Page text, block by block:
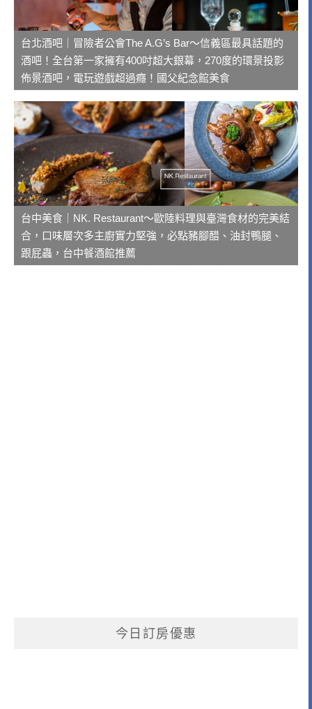
台北酒吧｜冒險者公會The A.G’s Bar～信義區最具話題的
酒吧！全台第一家擁有400吋超大銀幕，270度的環景投影
佈景酒吧，電玩遊戲超過癮！國父紀念館美食
台中美食｜NK. Restaurant～歐陸料理與臺灣食材的完美結
合，口味層次多主廚實力堅強，必點豬腳醋、油封鴨腿、
跟屁蟲，台中餐酒館推薦
今日訂房優惠